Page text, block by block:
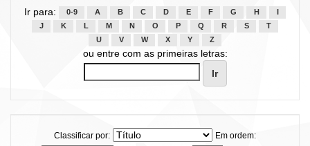
Ir para: 0-9 A B C D E F G H
J
K L M N O P Q R S
T
U
V W X Y Z
ou entre com as primeiras letras:
Classificar por:
Em ordem: